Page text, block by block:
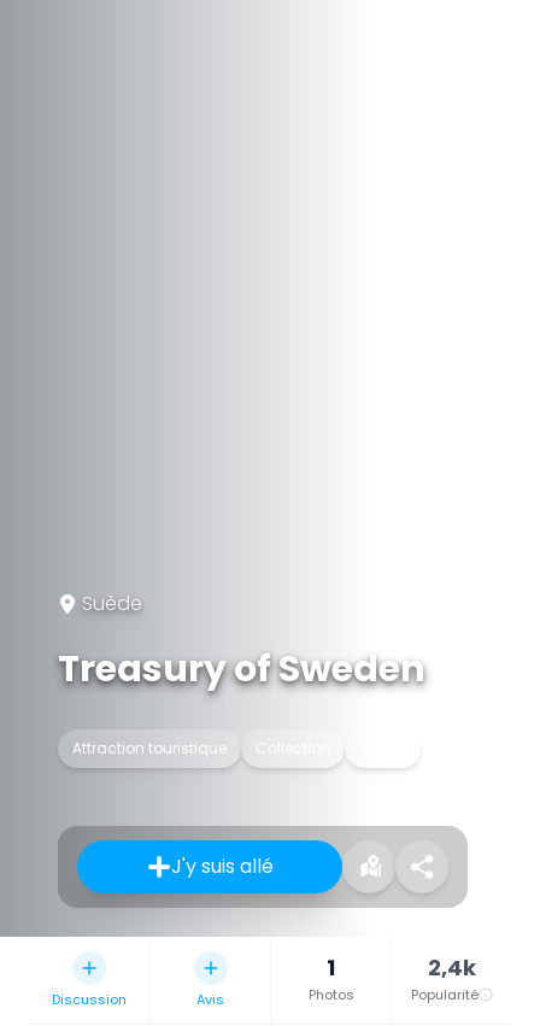
Suède
Treasury of Sweden
Attraction touristique Collection
J'y suis allé
Discussion Avis
1
Photos
2,4k
Popularité